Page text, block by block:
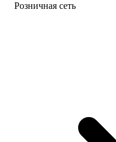
Розничная сеть